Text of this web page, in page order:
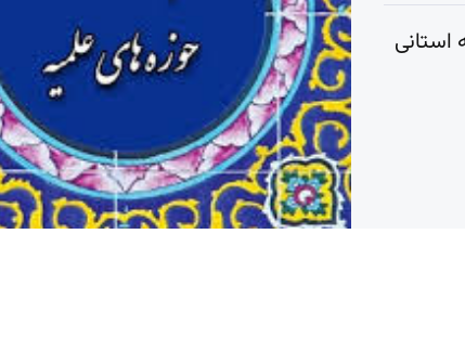
استانی